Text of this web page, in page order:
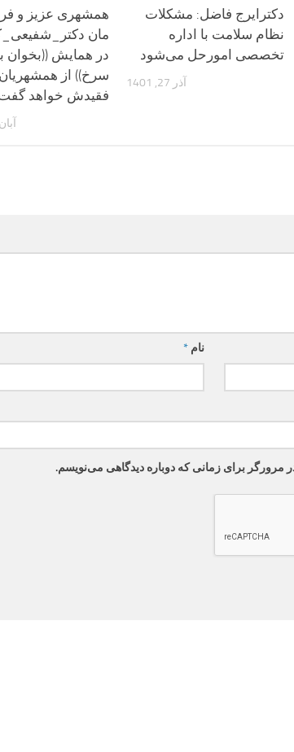
همشهری عزیز و
مان
در همایش ((بخوان
سرخ)) از
فقیدش خواهد
آبان 23, 1398
دکترایرج فاضل: مشکلات
نظام سلامت با اداره
تخصصی امورحل می‌شود
آذر 27, 1401
نام*
مرورگر برای زمانی که دوباره دیدگاهی می‌نویسم.